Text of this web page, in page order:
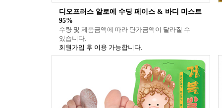
디오프러스 알로에 수딩 페이스 & 바디 미스트
95%
수량 및 제품금액에 따라 단가금액이 달라질 수
있습니다.
회원가입 후 이용 가능합니다.